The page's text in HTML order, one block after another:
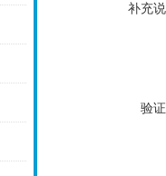
补充
验